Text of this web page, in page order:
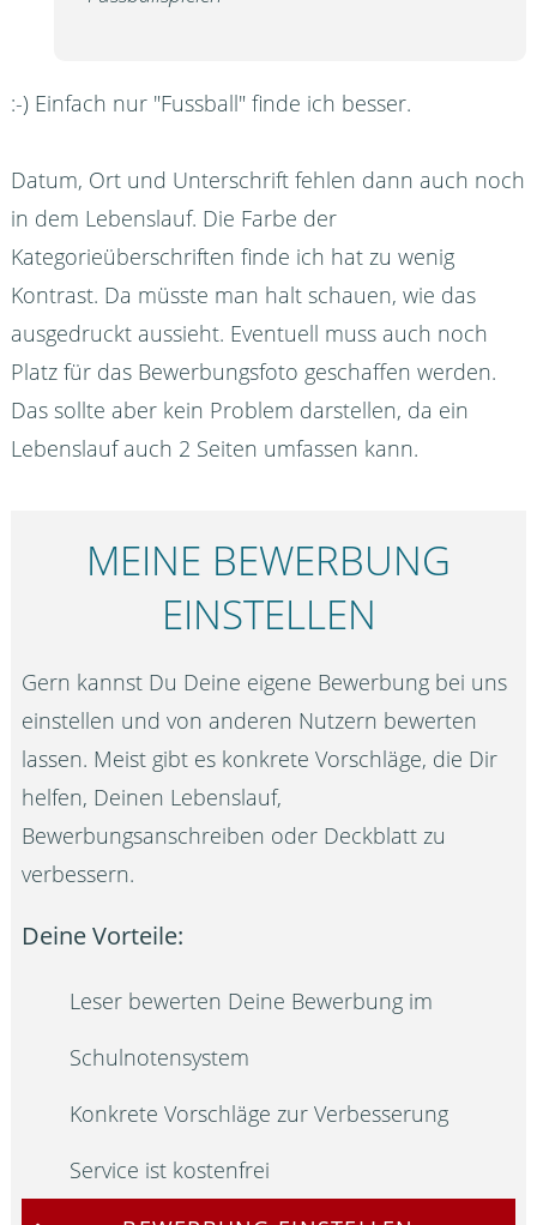
:-) Einfach nur "Fussball" finde ich besser.
Datum, Ort und Unterschrift fehlen dann auch noch
in dem Lebenslauf. Die Farbe der
Kategorieüberschriften finde ich hat zu wenig
Kontrast. Da müsste man halt schauen, wie das
ausgedruckt aussieht. Eventuell muss auch noch
Platz für das Bewerbungsfoto geschaffen werden.
Das sollte aber kein Problem darstellen, da ein
Lebenslauf auch 2 Seiten umfassen kann.
MEINE BEWERBUNG
EINSTELLEN
Gern kannst Du Deine eigene Bewerbung bei uns
einstellen und von anderen Nutzern bewerten
lassen. Meist gibt es konkrete Vorschläge, die Dir
helfen, Deinen Lebenslauf,
Bewerbungsanschreiben oder Deckblatt zu
verbessern.
Deine Vorteile:
Leser bewerten Deine Bewerbung im
Schulnotensystem
Konkrete Vorschläge zur Verbesserung
Service ist kostenfrei